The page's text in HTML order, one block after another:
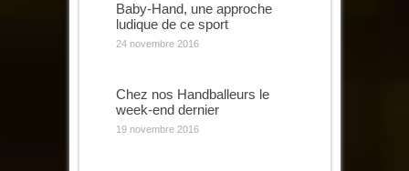
Baby-Hand, une approche
ludique de ce sport
24 novembre 2016
Chez nos Handballeurs le
week-end dernier
19 novembre 2016